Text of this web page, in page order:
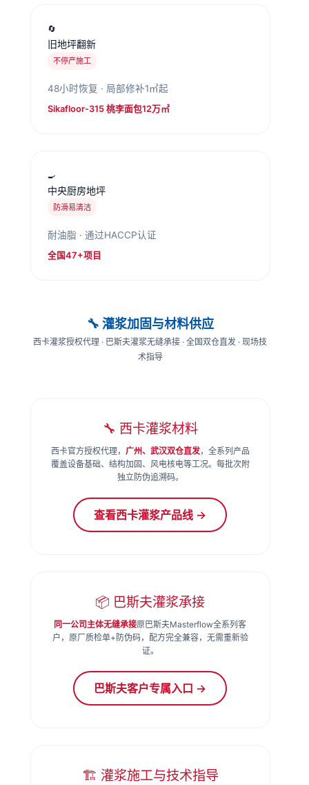
🔄
旧地坪翻新
不停产施工
48小时恢复 · 局部修补1㎡起
Sikafloor-315 桃李面包12万㎡
🍳
中央厨房地坪
防滑易清洁
耐油脂 · 通过HACCP认证
全国47+项目
🔧 灌浆加固与材料供应
西卡灌浆授权代理 · 巴斯夫灌浆无缝承接 · 全国双仓直发 · 现场技
术指导
🔧 西卡灌浆材料
西卡官方授权代理， 广州、武汉双仓直发，全系列产品
覆盖设备基础、结构加固、风电核电等工况。每批次附
独立防伪追溯码。
查看西卡灌浆产品线 →
📦 巴斯夫灌浆承接
同一公司主体无缝承接原巴斯夫Masterflow全系列客
户，原厂质检单+防伪码，配方完全兼容，无需重新验
证。
巴斯夫客户专属入口 →
🏗️ 灌浆施工与技术指导